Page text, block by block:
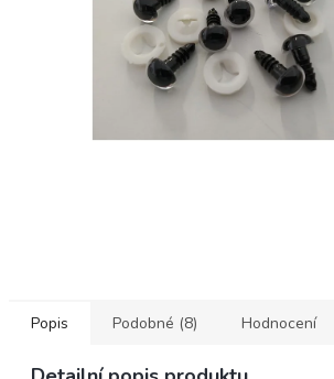
Popis Podobné (8) Hodnocení